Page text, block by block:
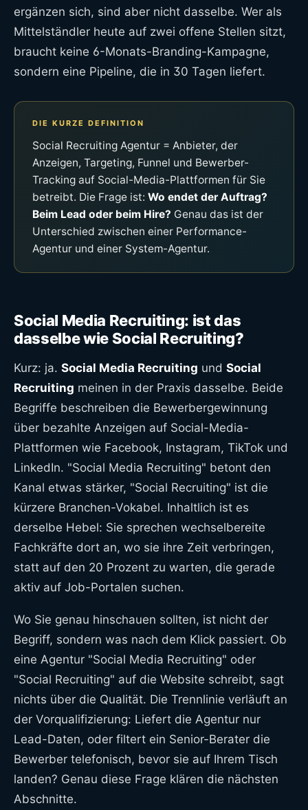
ergänzen sich, sind aber nicht dasselbe. Wer als
Mittelständler heute auf zwei offene Stellen sitzt,
braucht keine 6-Monats-Branding-Kampagne,
sondern eine Pipeline, die in 30 Tagen liefert.
DIE KURZE DEFINITION
Social Recruiting Agentur = Anbieter, der
Anzeigen, Targeting, Funnel und Bewerber-
Tracking auf Social-Media-Plattformen für Sie
betreibt. Die Frage ist: Wo endet der Auftrag?
Beim Lead oder beim Hire? Genau das ist der
Unterschied zwischen einer Performance-
Agentur und einer System-Agentur.
Social Media Recruiting: ist das
dasselbe wie Social Recruiting?
Kurz: ja. Social Media Recruiting und Social
Recruiting meinen in der Praxis dasselbe. Beide
Begriffe beschreiben die Bewerbergewinnung
über bezahlte Anzeigen auf Social-Media-
Plattformen wie Facebook, Instagram, TikTok und
LinkedIn. "Social Media Recruiting" betont den
Kanal etwas stärker, "Social Recruiting" ist die
kürzere Branchen-Vokabel. Inhaltlich ist es
derselbe Hebel: Sie sprechen wechselbereite
Fachkräfte dort an, wo sie ihre Zeit verbringen,
statt auf den 20 Prozent zu warten, die gerade
aktiv auf Job-Portalen suchen.
Wo Sie genau hinschauen sollten, ist nicht der
Begriff, sondern was nach dem Klick passiert. Ob
eine Agentur "Social Media Recruiting" oder
"Social Recruiting" auf die Website schreibt, sagt
nichts über die Qualität. Die Trennlinie verläuft an
der Vorqualifizierung: Liefert die Agentur nur
Lead-Daten, oder filtert ein Senior-Berater die
Bewerber telefonisch, bevor sie auf Ihrem Tisch
landen? Genau diese Frage klären die nächsten
Abschnitte.